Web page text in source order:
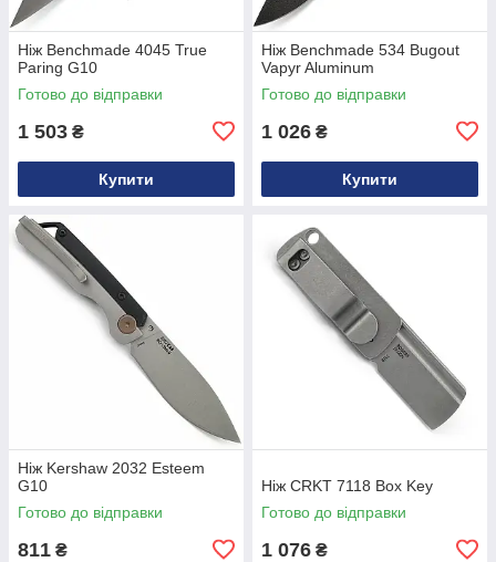
Ніж Benchmade 4045 True
Paring G10
Готово до відправки
1 503 ₴
Купити
Ніж Benchmade 534 Bugout
Vapyr Aluminum
Готово до відправки
1 026 ₴
Купити
Ніж Kershaw 2032 Esteem
G10
Готово до відправки
811 ₴
Ніж CRKT 7118 Box Key
Готово до відправки
1 076 ₴